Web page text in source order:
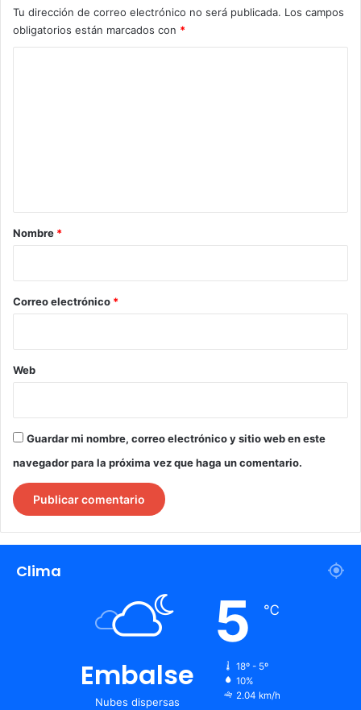
Tu dirección de correo electrónico no será publicada. Los campos
obligatorios están marcados con *
r
*
Nombre *
Correo electrónico *
Web
Guardar mi nombre, correo electrónico y sitio web en este
navegador para la próxima vez que haga un comentario.
Clima
Embalse
Nubes dispersas
5 ℃
18º - 5º
10%
2.04 km/h